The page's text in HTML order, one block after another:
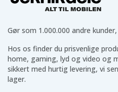
Gør som 1.000.000 andre
Hos os finder du prisvenlige
home, gaming, lyd og video og
sikkert med hurtig levering, vi
lager.